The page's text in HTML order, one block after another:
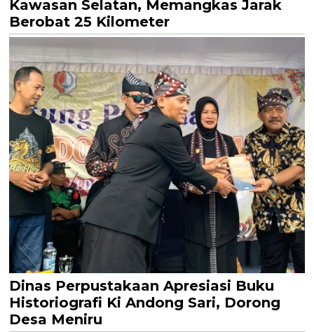
Kawasan Selatan, Memangkas Jarak
Berobat 25 Kilometer
Dinas Perpustakaan Apresiasi Buku
Historiografi Ki Andong Sari, Dorong
Desa Meniru